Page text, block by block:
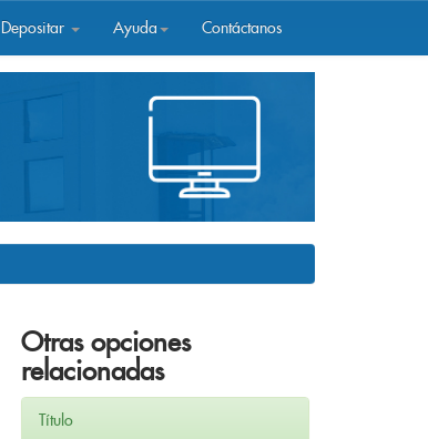
Depositar Ayuda Contáctanos
Otras opciones
relacionadas
Título